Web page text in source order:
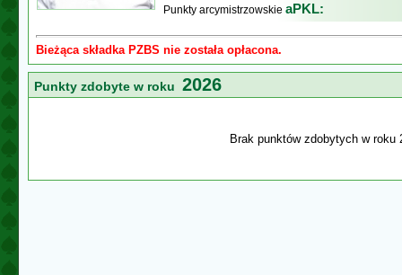
Punkty arcymistrzowskie aPKL:
Bieżąca składka PZBS nie została opłacona.
Punkty zdobyte w roku 2026
Brak punktów zdobytych w roku